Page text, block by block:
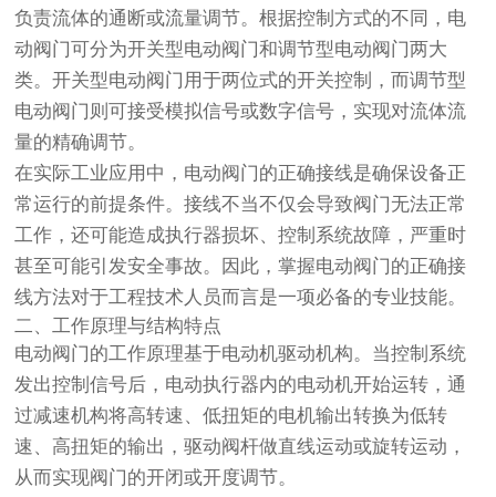
负责流体的通断或流量调节。根据控制方式的不同，电
动阀门可分为开关型电动阀门和调节型电动阀门两大
类。开关型电动阀门用于两位式的开关控制，而调节型
电动阀门则可接受模拟信号或数字信号，实现对流体流
量的精确调节。
在实际工业应用中，电动阀门的正确接线是确保设备正
常运行的前提条件。接线不当不仅会导致阀门无法正常
工作，还可能造成执行器损坏、控制系统故障，严重时
甚至可能引发安全事故。因此，掌握电动阀门的正确接
线方法对于工程技术人员而言是一项必备的专业技能。
二、工作原理与结构特点
电动阀门的工作原理基于电动机驱动机构。当控制系统
发出控制信号后，电动执行器内的电动机开始运转，通
过减速机构将高转速、低扭矩的电机输出转换为低转
速、高扭矩的输出，驱动阀杆做直线运动或旋转运动，
从而实现阀门的开闭或开度调节。